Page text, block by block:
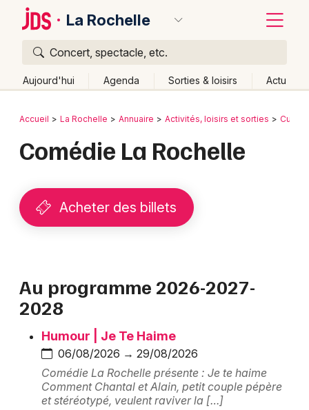
La Rochelle
Concert, spectacle, etc.
Aujourd'hui Agenda Sorties & loisirs Actu
Publier un événement
Grands événements
Foires & salons
Spectacles
Concerts
Sports
Bordeaux
Lille
Lyon
Mulhouse
Montpellier
Nantes
Nice
Paris
Retour
Accueil La Rochelle Annuaire Activités, loisirs et sorties
Comédie La Rochelle
Acheter des billets
Au programme 2026-2027-
2028
Humour | Je Te Haime
06/08/2026 → 29/08/2026
Comédie La Rochelle présente : Je te haime
Comment Chantal et Alain, petit couple pépère
et stéréotypé, veulent raviver la […]
Quoi ?
Où ?
Poitou-Charente
Partout Près de moi Changer de lieu
Aujourd'hui
Demain Ce week-end